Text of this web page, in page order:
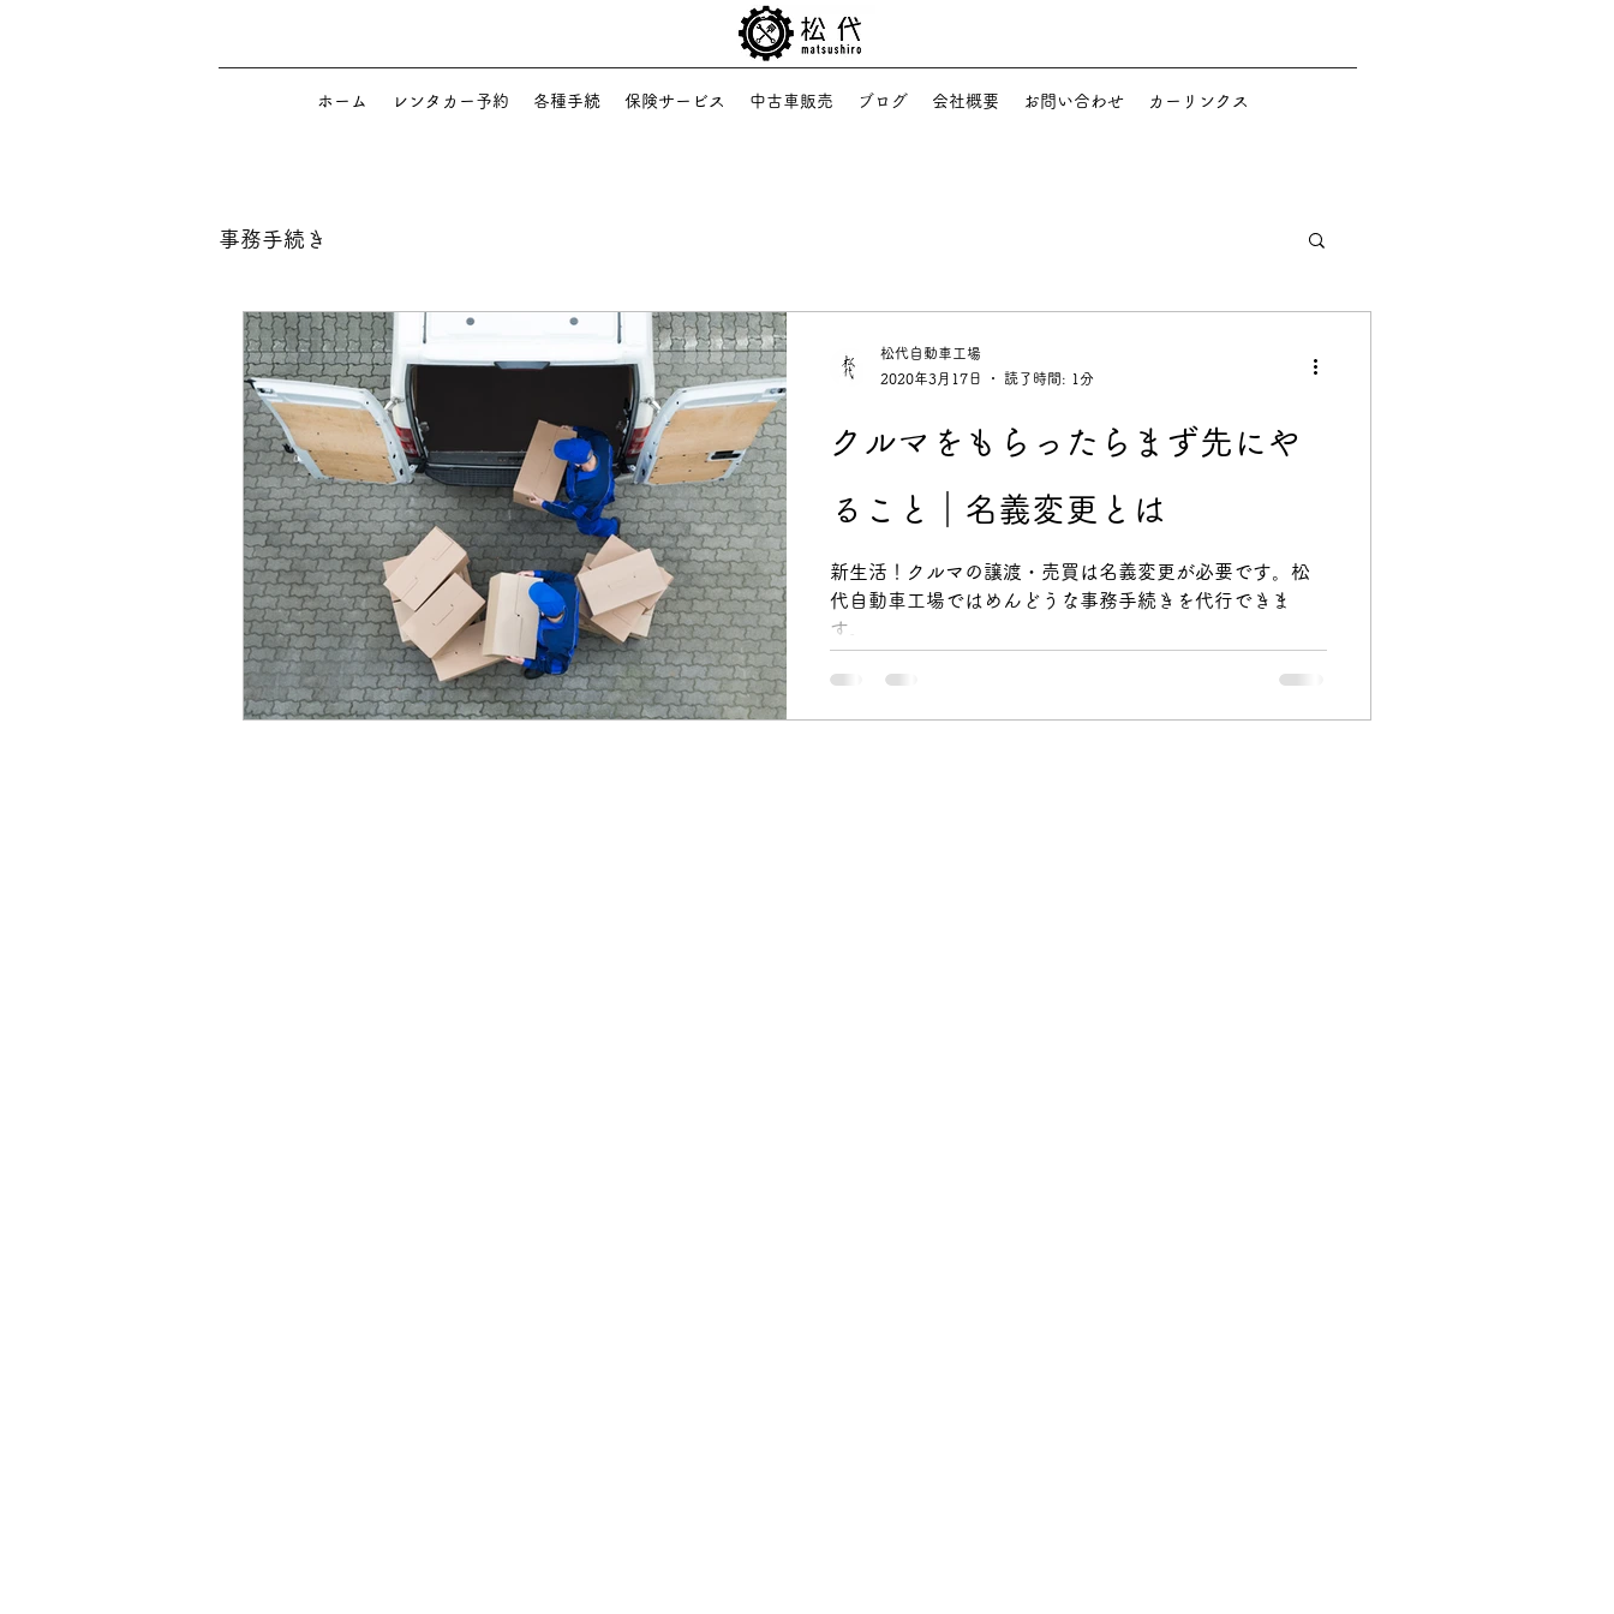
ホーム レンタカー予約 各種手続 保険サービス 中古車販売 ブログ 会社概要 お問い合わせ カーリンクス
事務手続き
クルマをもらったらまず先にや
ること｜名義変更とは
新生活！クルマの譲渡・売買は名義変更が必要です。松
代自動車工場ではめんどうな事務手続きを代行できま
す。
松代自動車工場
2020年3月17日
読了時間: 1分